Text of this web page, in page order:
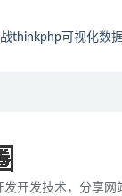
thinkphp可视化数
开发技术，分享网